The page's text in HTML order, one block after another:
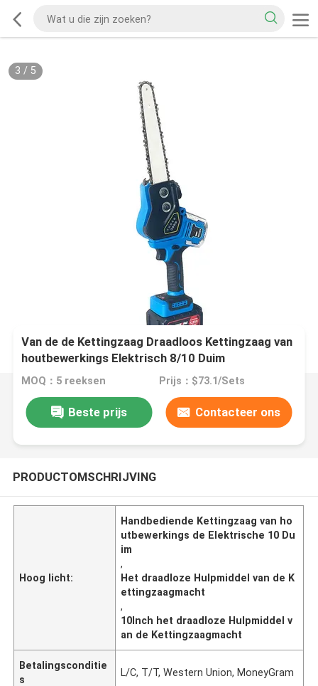
3 / 5
Van de de Kettingzaag Draadloos Kettingzaag van
houtbewerkings Elektrisch 8/10 Duim
Handbediend de Machtshulpmiddel Op batterijen
MOQ：5 reeksen Prijs：$73.1/Sets
Beste prijs Contacteer ons
PRODUCTOMSCHRIJVING
Hoog licht:
Handbediende Kettingzaag van ho
utbewerkings de Elektrische 10 Du
im
,
Het draadloze Hulpmiddel van de K
ettingzaagmacht
,
10Inch het draadloze Hulpmiddel v
an de Kettingzaagmacht
Betalingsconditie
s
L/C, T/T, Western Union, MoneyGram